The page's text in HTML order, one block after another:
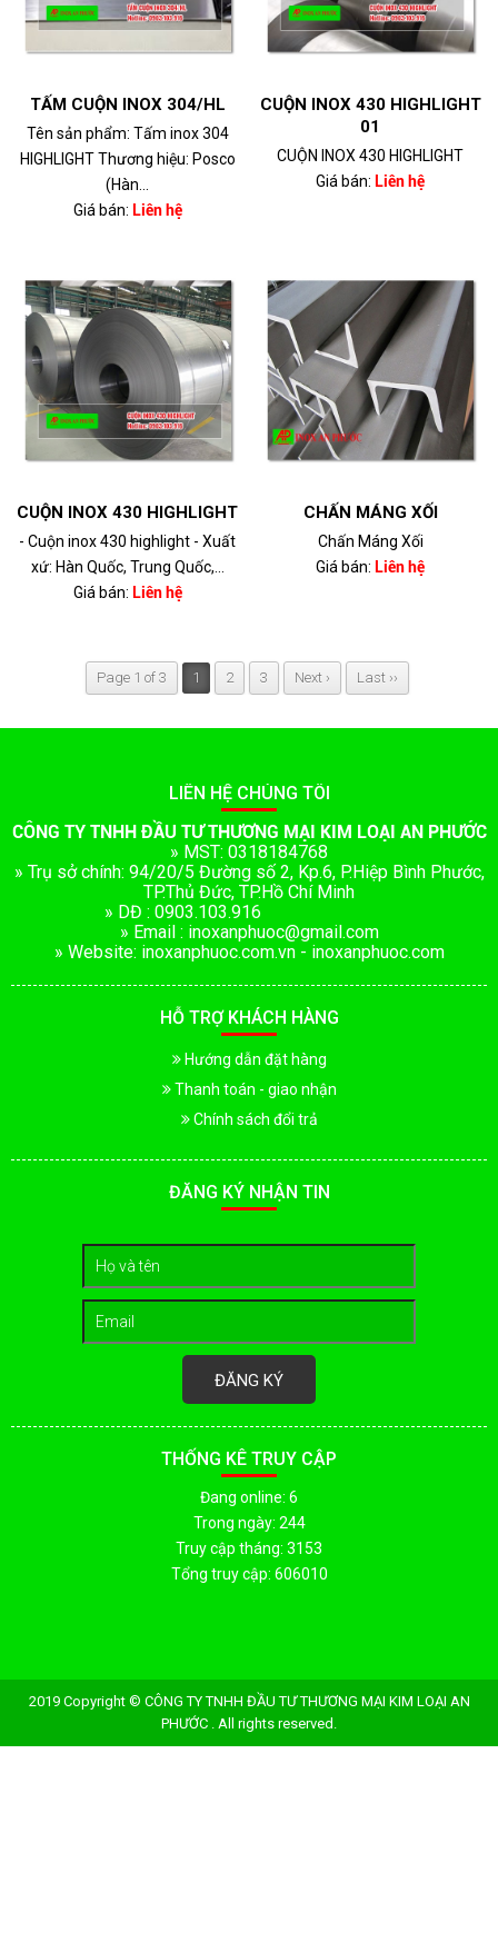
TẤM CUỘN INOX 304/HL
Tên sản phẩm: Tấm inox 304
HIGHLIGHT Thương hiệu: Posco
(Hàn...
Giá bán: Liên hệ
CUỘN INOX 430 HIGHLIGHT
01
CUỘN INOX 430 HIGHLIGHT
Giá bán: Liên hệ
CUỘN INOX 430 HIGHLIGHT
- Cuộn inox 430 highlight - Xuất
xứ: Hàn Quốc, Trung Quốc,...
Giá bán: Liên hệ
CHẤN MÁNG XỐI
Chấn Máng Xối
Giá bán: Liên hệ
Page 1 of 3 1 2 3 Next › Last ››
LIÊN HỆ CHÚNG TÔI
CÔNG TY TNHH ĐẦU TƯ THƯƠNG MẠI KIM LOẠI AN PHƯỚC
» MST: 0318184768
» Trụ sở chính: 94/20/5 Đường số 2, Kp.6, P.Hiệp Bình Phước,
TP.Thủ Đức, TP.Hồ Chí Minh
» DĐ : 0903.103.916
» Email : inoxanphuoc@gmail.com
» Website: inoxanphuoc.com.vn - inoxanphuoc.com
HỖ TRỢ KHÁCH HÀNG
Hướng dẫn đặt hàng
Thanh toán - giao nhận
Chính sách đổi trả
ĐĂNG KÝ NHẬN TIN
ĐĂNG KÝ
THỐNG KÊ TRUY CẬP
Đang online: 6
Trong ngày: 244
Truy cập tháng: 3153
Tổng truy cập: 606010
2019 Copyright © CÔNG TY TNHH ĐẦU TƯ THƯƠNG MẠI KIM LOẠI AN
PHƯỚC . All rights reserved.